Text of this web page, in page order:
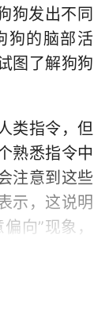
狗发出不同
狗的脑部活
图了解狗狗
类指令，但
熟悉指令中
注意到这些
示，这说明
向”现象，
语音信息，
。研究人员